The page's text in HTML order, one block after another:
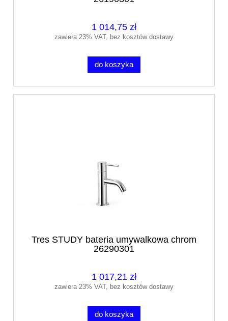
1 014,75 zł
zawiera 23% VAT, bez kosztów dostawy
do koszyka
Tres STUDY bateria umywalkowa chrom
26290301
1 017,21 zł
zawiera 23% VAT, bez kosztów dostawy
do koszyka